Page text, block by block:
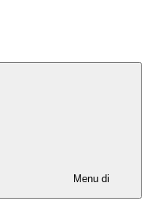
Menu di